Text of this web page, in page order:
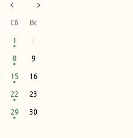
Сб
Вс
1
2
8
9
15
16
22
23
29
30